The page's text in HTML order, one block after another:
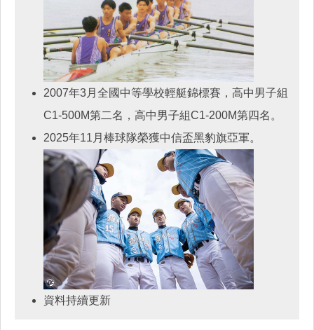
2007年3月全國中等學校輕艇錦標賽，高中男子組
C1-500M第二名，高中男子組C1-200M第四名。
2025年11月棒球隊榮獲中信盃黑豹旗亞軍。
資料持續更新